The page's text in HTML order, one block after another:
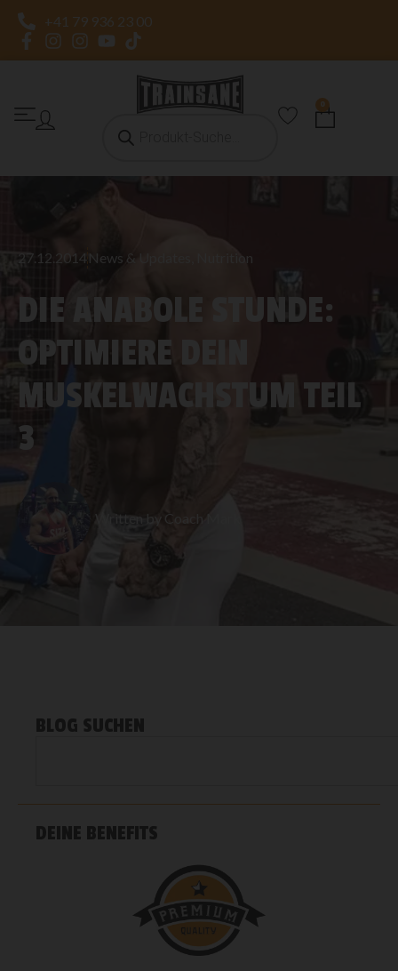
+41 79 936 23 00
0
27.12.2014 News & Updates Nutrition
DIE ANABOLE STUNDE:
OPTIMIERE DEIN
MUSKELWACHSTUM TEIL
3
Written by Coach Mark
BLOG SUCHEN
DEINE BENEFITS